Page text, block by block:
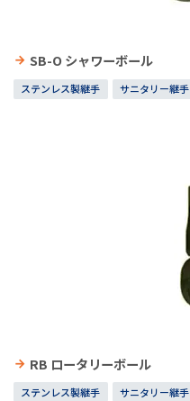
SB-O シャワーボール
ステンレス製継手 サニタリー継手
RB ロータリーボール
ステンレス製継手 サニタリー継手